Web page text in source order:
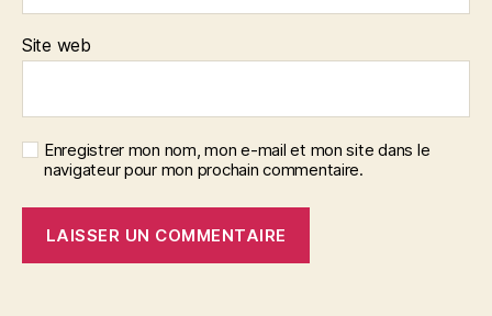
Site web
Enregistrer mon nom, mon e-mail et mon site dans le
navigateur pour mon prochain commentaire.